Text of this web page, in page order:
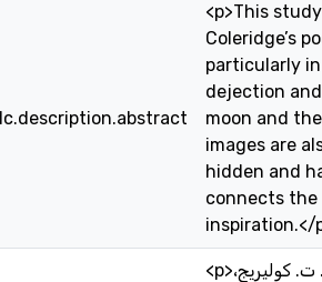
<p>This
Coleridge’s
particularly
dejection
moon and
images are
hidden and
connects
inspiration.</
<p>هذه الدراسة هي محاولة لاستكشاف وفهم الترابطات المتعددة والمضامين الرمزية للقمر والسماء في أشعار س. ت. كوليريج،